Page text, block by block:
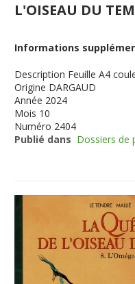
L'OISEAU DU
Informations
Description Feuille A4
Origine DARGAUD
Année 2024
Mois 10
Numéro 2404
Publié dans Dossiers de